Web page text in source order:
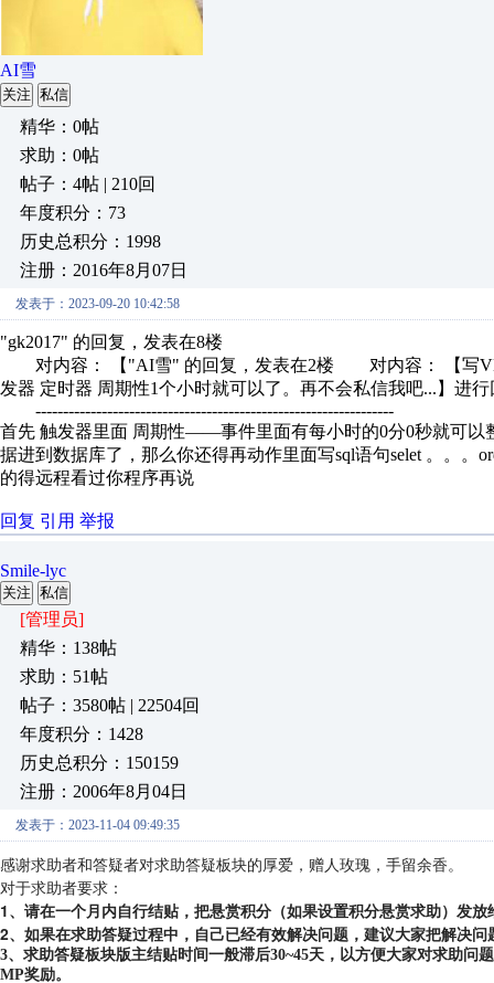
AI雪
关注 私信
精华：0帖
求助：0帖
帖子：4帖 | 210回
年度积分：73
历史总积分：1998
注册：2016年8月07日
发表于：2023-09-20 10:42:58
"gk2017" 的回复，发表在8楼
对内容： 【"AI雪" 的回复，发表在2楼 对内容： 【写VB
发器 定时器 周期性1个小时就可以了。再不会私信我吧...】进
-----------------------------------------------------------------
首先 触发器里面 周期性——事件里面有每小时的0分0秒就可以
据进到数据库了，那么你还得再动作里面写sql语句selet 。。
的得远程看过你程序再说
回复 引用 举报
Smile-lyc
关注 私信
[管理员]
精华：138帖
求助：51帖
帖子：3580帖 | 22504回
年度积分：1428
历史总积分：150159
注册：2006年8月04日
发表于：2023-11-04 09:49:35
感谢求助者和答疑者对求助答疑板块的厚爱，赠人玫瑰，手留余香。
对于求助者要求：
1、请在一个月内自行结贴，把悬赏积分（如果设置积分悬赏求助）发放
2、如果在求助答疑过程中，自己已经有效解决问题，建议大家把解决
3、求助答疑板块版主结贴时间一般滞后30~45天，以方便大家对求助
MP奖励。